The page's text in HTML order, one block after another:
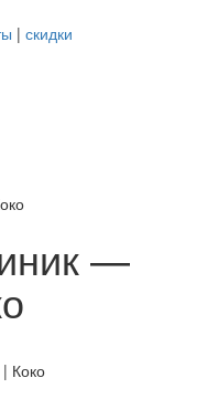
| скидки
—